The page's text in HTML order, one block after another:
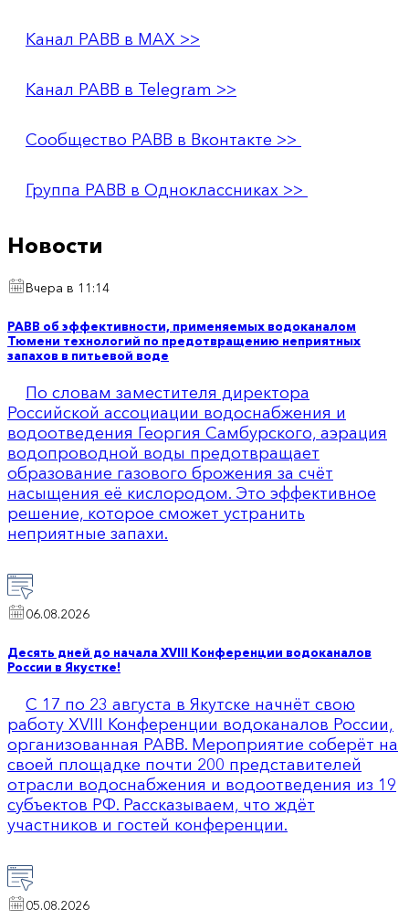
Канал РАВВ в MAX >>
Канал РАВВ в Telegram >>
Сообщество РАВВ в Вконтакте >>
Группа РАВВ в Одноклассниках >>
Новости
Вчера в 11:14
РАВВ об эффективности, применяемых водоканалом
Тюмени технологий по предотвращению неприятных
запахов в питьевой воде
По словам заместителя директора
Российской ассоциации водоснабжения и
водоотведения Георгия Самбурского, аэрация
водопроводной воды предотвращает
образование газового брожения за счёт
насыщения её кислородом. Это эффективное
решение, которое сможет устранить
неприятные запахи.
06.08.2026
Десять дней до начала XVIII Конференции водоканалов
России в Якустке!
С 17 по 23 августа в Якутске начнёт свою
работу XVIII Конференции водоканалов России,
организованная РАВВ. Мероприятие соберёт на
своей площадке почти 200 представителей
отрасли водоснабжения и водоотведения из 19
субъектов РФ. Рассказываем, что ждёт
участников и гостей конференции.
05.08.2026